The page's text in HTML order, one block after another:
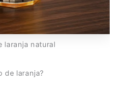
laranja natural
de laranja?